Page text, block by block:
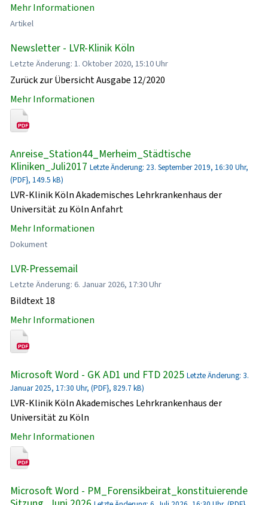
Mehr Informationen
Artikel
Newsletter - LVR-Klinik Köln
Letzte Änderung: 1. Oktober 2020, 15:10 Uhr
Zurück zur Übersicht Ausgabe 12/2020
Mehr Informationen
Anreise_Station44_Merheim_Städtische
Kliniken_Juli2017 Letzte Änderung: 23. September 2019, 16:30 Uhr,
(PDF}, 149.5 kB)
LVR-Klinik Köln Akademisches Lehrkrankenhaus der
Universität zu Köln Anfahrt
Mehr Informationen
Dokument
LVR-Pressemail
Letzte Änderung: 6. Januar 2026, 17:30 Uhr
Bildtext 18
Mehr Informationen
Microsoft Word - GK AD1 und FTD 2025 Letzte Änderung: 3.
Januar 2025, 17:30 Uhr, (PDF}, 829.7 kB)
LVR-Klinik Köln Akademisches Lehrkrankenhaus der
Universität zu Köln
Mehr Informationen
Microsoft Word - PM_Forensikbeirat_konstituierende